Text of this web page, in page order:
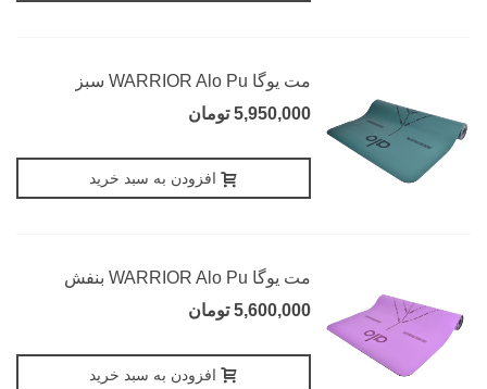
مت یوگا WARRIOR Alo Pu سبز
5,950,000 تومان
افزودن به سبد خرید
مت یوگا WARRIOR Alo Pu بنفش
5,600,000 تومان
افزودن به سبد خرید